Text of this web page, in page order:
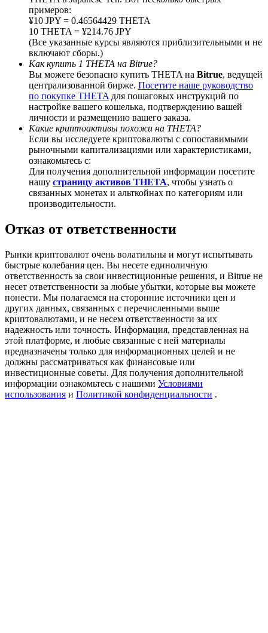
BTC Welcome Rewards
Deposit & Trade BTC to Share 25000 USDT prize pool!
Deposit CASHCAT & Win
Share 500000 CASHCAT prize pool
Exclusive for BitMart Users
Precious Metals Trading Carnival
Trade Gold & Silver · 33,333 USDT Bonus
USDT New User Exclusive 10% APR
USDT Flexible Staking | Daily Rewards
примеров:
¥10 JPY = 0.46564429 THETA
10 THETA = ¥214.76 JPY
(Все указанные курсы являются приблизительными и не
включают сборы.)
Как купить 1 THETA на Bitrue?
Вы можете безопасно купить THETA на Bitrue, ведущей
централизованной бирже. Посетите наше руководство
по покупке THETA для пошаговых инструкций по
настройке вашего кошелька, подтверждению вашей
личности и размещению вашего заказа.
Какие криптоактивы похожи на THETA?
Если вы исследуете криптовалюты с сопоставимыми
рыночными капитализациями или характеристиками,
ознакомьтесь с:
Для получения дополнительной информации посетите
нашу страницу активов THETA, чтобы узнать о
связанных монетах и альткойнах по категориям или
производительности.
Отказ от ответственности
Рынки криптовалют очень волатильны и могут испытывать
быстрые колебания цен. Вы несете единоличную
ответственность за свои инвестиционные решения, и Bitrue не
несет ответственности за любые убытки, которые вы можете
понести. Мы полагаемся на сторонние источники цен и
других данных, связанных с перечисленными выше
криптовалютами, и не несем ответственности за их
надежность или точность. Информация, представленная на
этой платформе, и любые связанные с ней материалы
предназначены только для информационных целей и не
должны рассматриваться как финансовые или
инвестиционные советы. Для получения дополнительной
информации ознакомьтесь с нашими Условиями
использования и Политикой конфиденциальности .